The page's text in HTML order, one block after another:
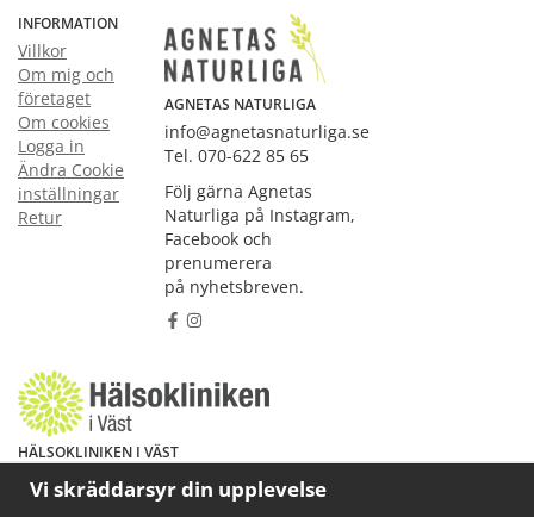
INFORMATION
Villkor
Om mig och
företaget
Om cookies
Logga in
Ändra Cookie
inställningar
Retur
AGNETAS NATURLIGA
info@agnetasnaturliga.se
Tel. 070-622 85 65
Följ gärna Agnetas
Naturliga på Instagram,
Facebook och
prenumerera
på nyhetsbreven.
HÄLSOKLINIKEN I VÄST
Har du hälsoproblem? Fråga mig!
Vi skräddarsyr din upplevelse